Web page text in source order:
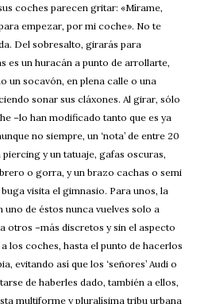
coches parecen gritar: «Mírame,
empezar, por mi coche». No te
Del sobresalto, girarás para
es un huracán a punto de arrollarte,
un socavón, en plena calle o una
sonar sus cláxones. Al girar, sólo
–lo han modificado tanto que es ya
no siempre, un ‘nota’ de entre 20
y un tatuaje, gafas oscuras,
o gorra, y un brazo cachas o semi
visita el gimnasio. Para unos, la
de éstos nunca vuelves solo a
otros –más discretos y sin el aspecto
los coches, hasta el punto de hacerlos
evitando así que los ‘señores’ Audi o
de haberles dado, también a ellos,
multiforme y pluralísima tribu urbana